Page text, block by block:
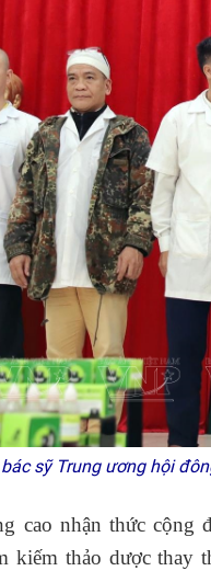
bác sỹ Trung ương hội
cao nhận thức cộng
kiếm thảo dược thay